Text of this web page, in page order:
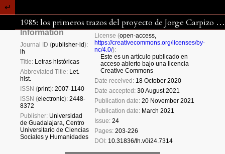
1985: los primeros trazos del proyecto de Jorge Carpizo en la UNAM